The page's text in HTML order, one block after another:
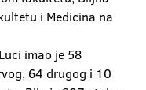
i Medicina na
imao je 58
64 drugog i 10